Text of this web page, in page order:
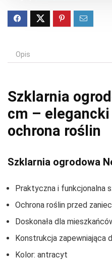
Opis
Szklarnia
cm –
ochrona roślin
Szklarnia ogrodowa
Praktyczna i funkcjonalna
Ochrona roślin przed
Doskonała dla
Konstrukcja zapewniająca
Kolor: antracyt